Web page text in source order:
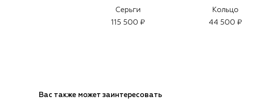
Серьги
115 500 ₽
Кольцо
44 500 ₽
Вас также может заинтересовать